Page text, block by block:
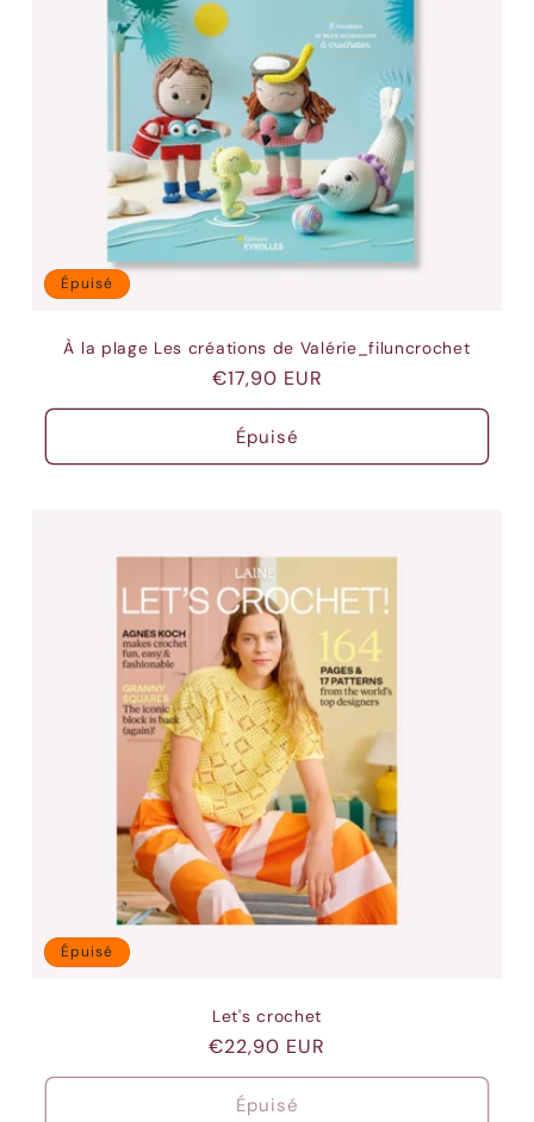
Épuisé
À la plage Les créations de Valérie_filuncrochet
Prix
habituel
€17,90 EUR
Épuisé
Épuisé
Let's crochet
Prix
habituel
€22,90 EUR
Épuisé